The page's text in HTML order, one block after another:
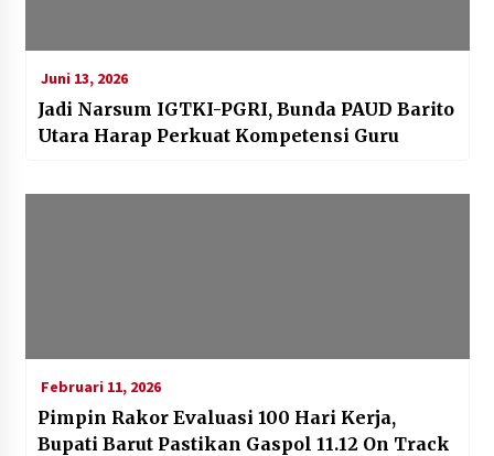
Juni 13, 2026
Jadi Narsum IGTKI-PGRI, Bunda PAUD Barito
Utara Harap Perkuat Kompetensi Guru
Februari 11, 2026
Pimpin Rakor Evaluasi 100 Hari Kerja,
Bupati Barut Pastikan Gaspol 11.12 On Track